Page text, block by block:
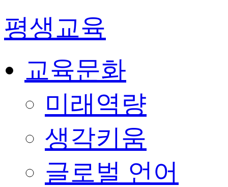
평생교육
교육문화
미래역량
생각키움
글로벌 언어